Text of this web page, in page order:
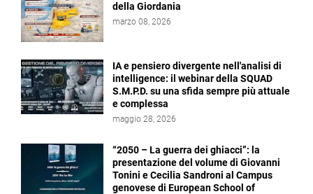
della Giordania
marzo 08, 2026
IA e pensiero divergente nell'analisi di
intelligence: il webinar della SQUAD
S.M.P.D. su una sfida sempre più attuale
e complessa
maggio 28, 2026
“2050 – La guerra dei ghiacci”: la
presentazione del volume di Giovanni
Tonini e Cecilia Sandroni al Campus
genovese di European School of